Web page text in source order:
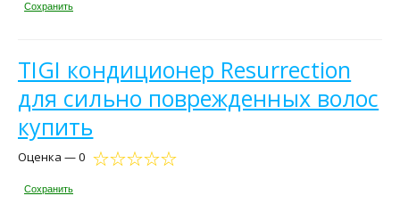
Сохранить
TIGI кондиционер Resurrection
для сильно поврежденных волос
купить
Оценка — 0
Сохранить